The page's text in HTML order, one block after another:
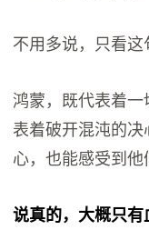
不用多说，只看这
鸿蒙，既代表着
表着破开混沌的
心，也能感受到他
说真的，大概只